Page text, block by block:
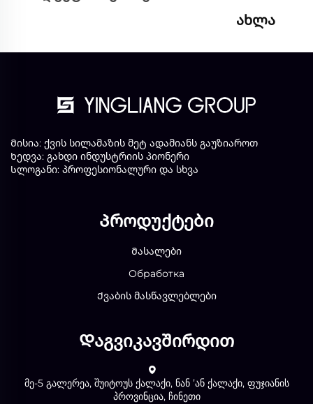
ახლა
Მისია: ქვის სილამაზის მეტ ადამიანს გაუზიაროთ
Ხედვა: გახდი ინდუსტრიის პიონერი
Სლოგანი: პროფესიონალური და სხვა
Პროდუქტები
Მასალები
Обработка
Ქვაბის მასწავლებლები
Დაგვიკავშირდით
მე-5 გალერეა, შუიტოუს ქალაქი, ნან ʼან ქალაქი, ფუჯიანის
პროვინცია, ჩინეთი